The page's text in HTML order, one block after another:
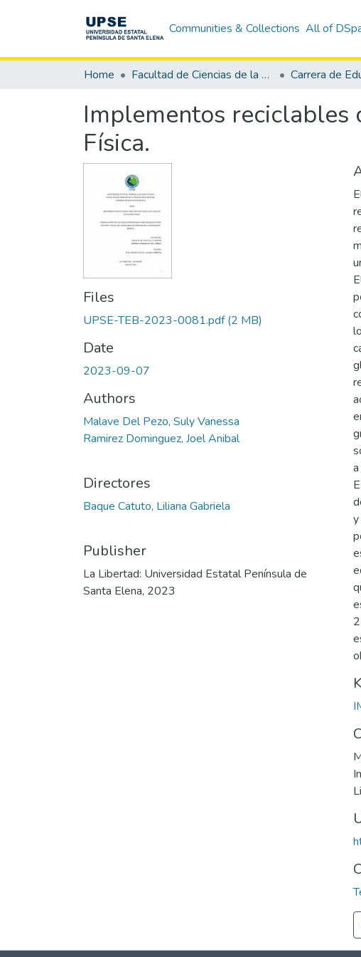
Communities & Collections All of
Home Facultad de Ciencias de la Educación e Idiomas Carrera de
Implementos reciclables
Física.
Files
UPSE-TEB-2023-0081.pdf(2 MB)
Date
2023-09-07
Authors
Malave Del Pezo, Suly Vanessa
Ramirez Dominguez, Joel Anibal
Directores
Baque Catuto, Liliana Gabriela
Publisher
La Libertad: Universidad Estatal Península de
Santa Elena, 2023